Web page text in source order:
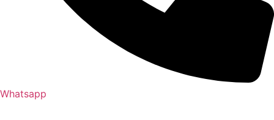
Whatsapp